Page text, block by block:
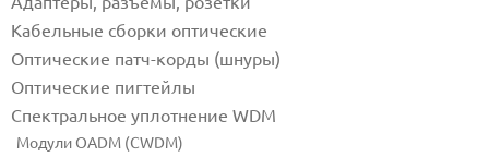
Кабельные сборки оптические
Оптические патч-корды (шнуры)
Оптические пигтейлы
Спектральное уплотнение WDM
Модули OADM (CWDM)